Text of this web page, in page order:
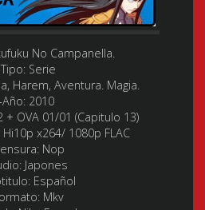
No Campanella.
Serie
Harem, Aventura. Magia.
2010
OVA 01/01 (Capitulo 13)
x264/ 1080p FLAC
Nop
Japones
Español
Mkv